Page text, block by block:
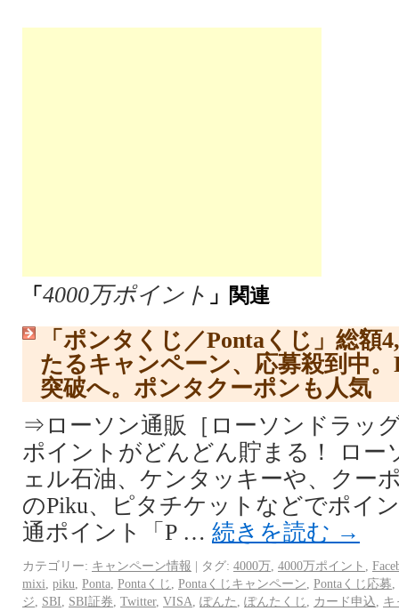
「 4000万ポイント 」関連
「ポンタくじ／Pontaくじ」総額
たるキャンペーン、応募殺到中。
突破へ。ポンタクーポンも人気
⇒ローソン通販［ローソンドラッ
ポイントがどんどん貯まる！ ロー
ェル石油、ケンタッキーや、クー
のPiku、ピタチケットなどでポイ
通ポイント「P … 続きを読む →
カテゴリー: キャンペーン情報 | タグ: 4000万 4000万ポイント
mixi piku Ponta Pontaくじ Pontaくじキャンペーン Pontaくじ応募
ジ
SBI SBI証券 Twitter, VISA ぽんた ぽんたくじ カード申込
キ